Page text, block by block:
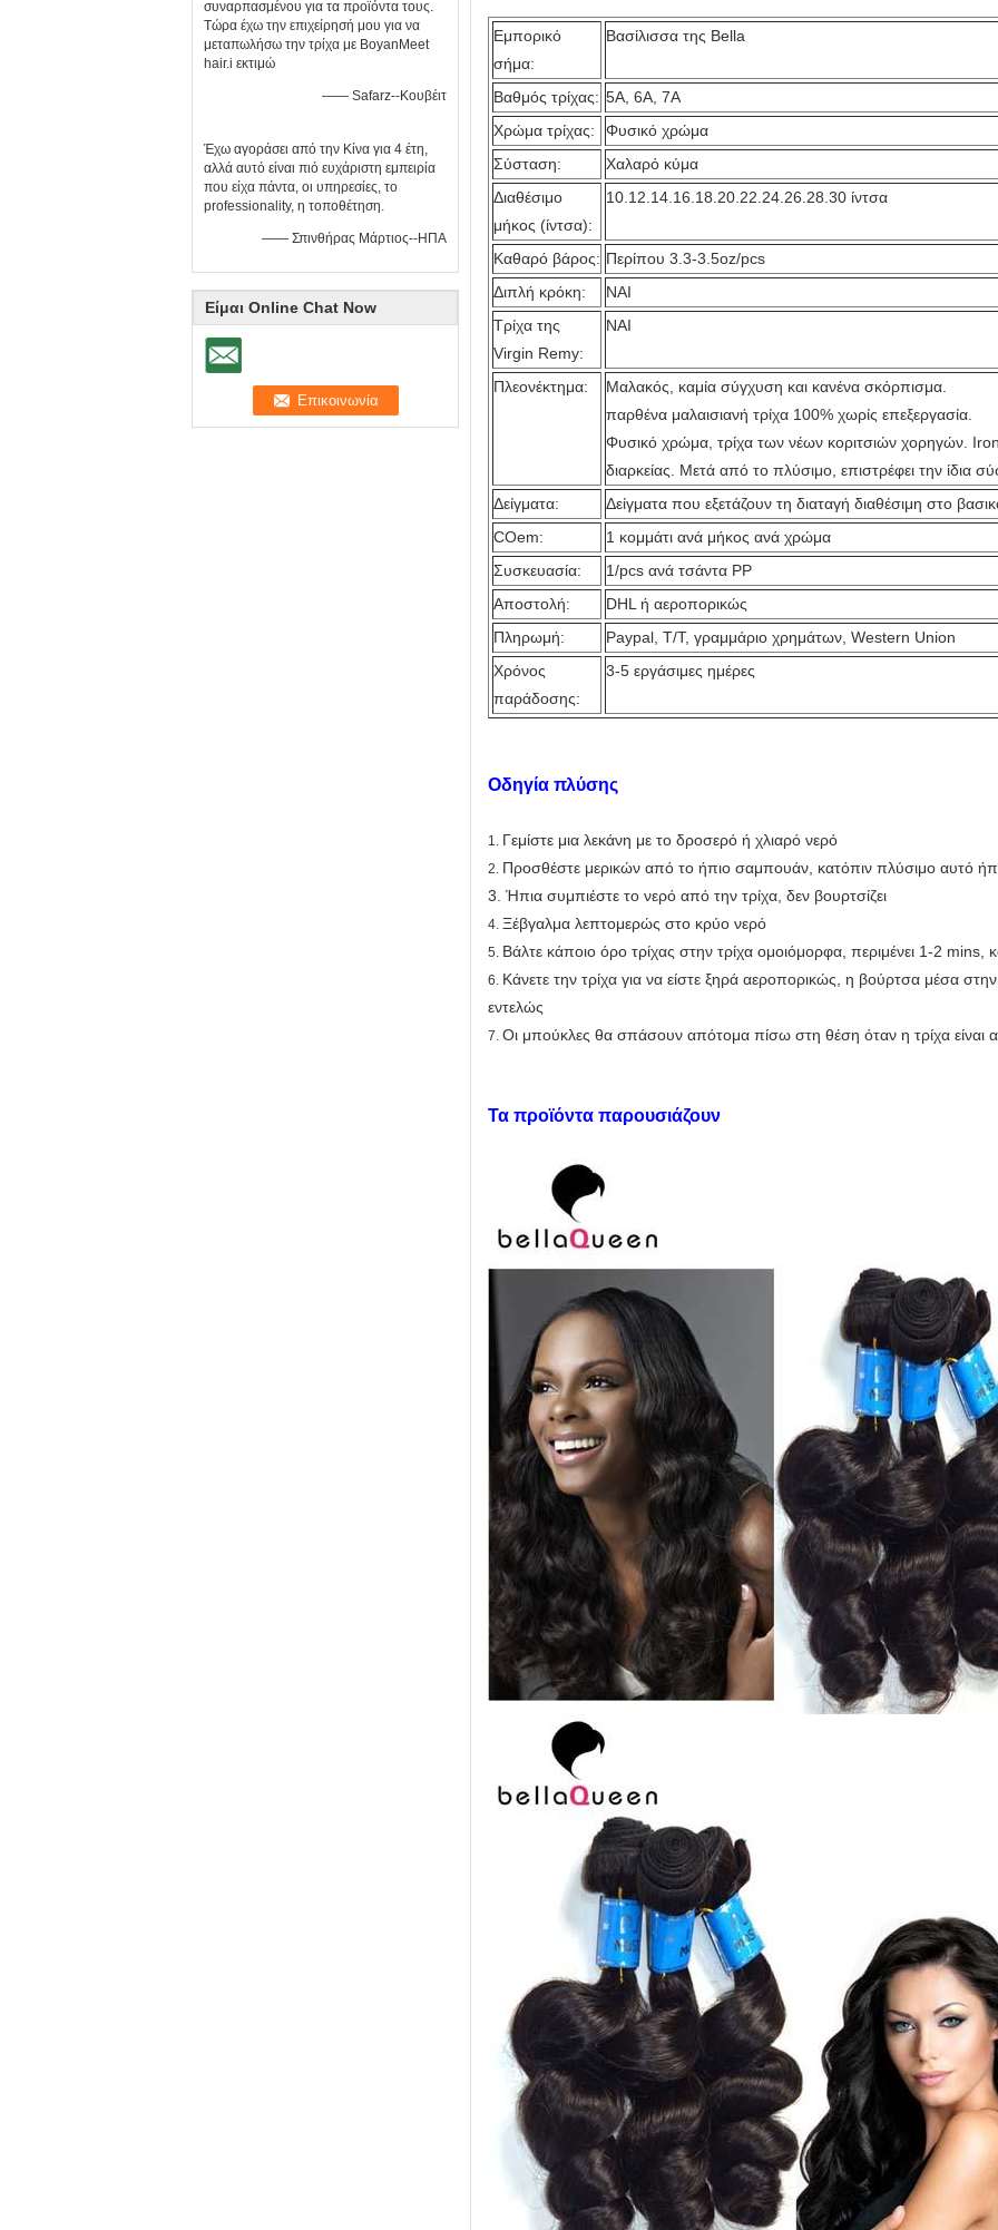
συναρπασμένου για τα προϊόντα τους.
Τώρα έχω την επιχείρησή μου για να
μεταπωλήσω την τρίχα με BoyanMeet
hair.i εκτιμώ
—— Safarz--Κουβέιτ
Έχω αγοράσει από την Κίνα για 4 έτη,
αλλά αυτό είναι πιό ευχάριστη εμπειρία
που είχα πάντα, οι υπηρεσίες, το
professionality, η τοποθέτηση.
—— Σπινθήρας Μάρτιος--ΗΠΑ
Είμαι Online Chat Now
Εμπορικό
σήμα:
Βασίλισσα της Bella
Βαθμός τρίχας: 5A, 6A, 7A
Χρώμα τρίχας:
Φυσικό χρώμα
Σύσταση:
Χαλαρό κύμα
Διαθέσιμο
μήκος (ίντσα):
10.12.14.16.18.20.22.24.26.28.30 ίντσα
Καθαρό βάρος: Περίπου 3.3-3.5oz/pcs
Διπλή κρόκη:
ΝΑΙ
Τρίχα της
Virgin Remy:
ΝΑΙ
Πλεονέκτημα:
Μαλακός, καμία σύγχυση και κανένα σκόρπισμα.
παρθένα μαλαισιανή τρίχα 100% χωρίς επεξεργασία.
Φυσικό χρώμα, τρίχα των νέων κοριτσιών χορηγών.
διαρκείας. Μετά από το πλύσιμο, επιστρέφει την ίδια
Δείγματα:
Δείγματα που εξετάζουν τη διαταγή διαθέσιμη στο
COem:
1 κομμάτι ανά μήκος ανά χρώμα
Συσκευασία:
1/pcs ανά τσάντα PP
Αποστολή:
DHL ή αεροπορικώς
Πληρωμή:
Paypal, T/T, γραμμάριο χρημάτων, Western Union
Χρόνος
παράδοσης:
3-5 εργάσιμες ημέρες
Οδηγία πλύσης
1. Γεμίστε μια λεκάνη με το δροσερό ή χλιαρό νερό
2. Προσθέστε μερικών από το ήπιο σαμπουάν, κατόπιν πλύσιμο αυτό
3. Ήπια συμπιέστε το νερό από την τρίχα, δεν βουρτσίζει
4. Ξέβγαλμα λεπτομερώς στο κρύο νερό
5. Βάλτε κάποιο όρο τρίχας στην τρίχα ομοιόμορφα, περιμένει 1-2 mins,
6. Κάνετε την τρίχα για να είστε ξηρά αεροπορικώς, η βούρτσα μέσα
εντελώς
7. Οι μπούκλες θα σπάσουν απότομα πίσω στη θέση όταν η τρίχα είναι
Τα προϊόντα παρουσιάζουν